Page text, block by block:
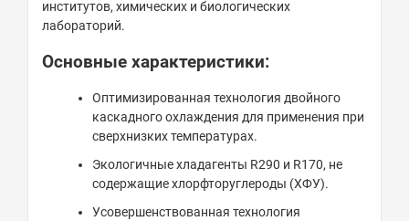
институтов, химических и биологических
лабораторий.
Основные характеристики:
Оптимизированная технология двойного
каскадного охлаждения для применения при
сверхнизких температурах.
Экологичные хладагенты R290 и R170, не
содержащие хлорфторуглероды (ХФУ).
Усовершенствованная технология